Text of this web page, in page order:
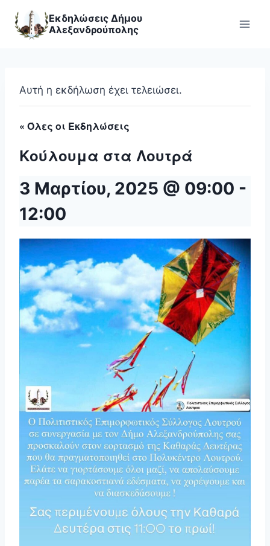
content
Εκδηλώσεις Δήμου
Αλεξανδρούπολης
Αυτή η εκδήλωση έχει τελειώσει.
« Όλες οι Εκδηλώσεις
Κούλουμα στα Λουτρά
3 Μαρτίου, 2025 @ 09:00 -
12:00